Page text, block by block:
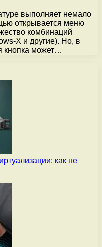
выполняет немало
открывается меню
комбинаций
X и другие). Но, в
кнопка может…
как не